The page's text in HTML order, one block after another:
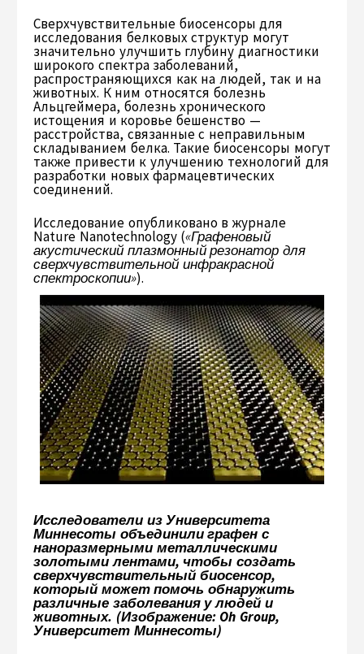
Сверхчувствительные биосенсоры для
исследования белковых структур могут
значительно улучшить глубину диагностики
широкого спектра заболеваний,
распространяющихся как на людей, так и на
животных. К ним относятся болезнь
Альцгеймера, болезнь хронического
истощения и коровье бешенство —
расстройства, связанные с неправильным
складыванием белка. Такие биосенсоры могут
также привести к улучшению технологий для
разработки новых фармацевтических
соединений.
Исследование опубликовано в журнале
Nature Nanotechnology («Графеновый
акустический плазмонный резонатор для
сверхчувствительной инфракрасной
спектроскопии»).
Исследователи из Университета
Миннесоты объединили графен с
наноразмерными металлическими
золотыми лентами, чтобы создать
сверхчувствительный биосенсор,
который может помочь обнаружить
различные заболевания у людей и
животных. (Изображение: Oh Group,
Университет Миннесоты)